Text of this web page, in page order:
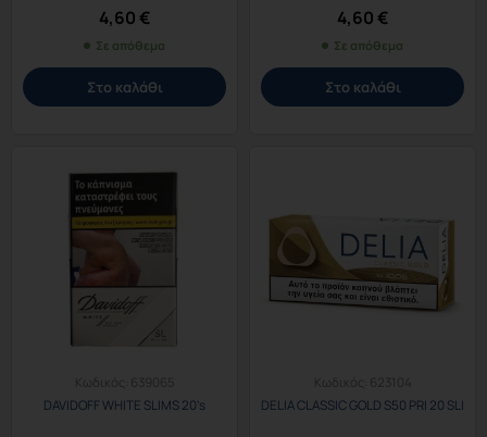
4,60€
Σε απόθεμα
Στο καλάθι
4,60€
Σε απόθεμα
Στο καλάθι
Κωδικός:
639065
DAVIDOFF WHITE SLIMS 20’s
Κωδικός:
623104
DELIA CLASSIC GOLD S50 PRI 20 SLI